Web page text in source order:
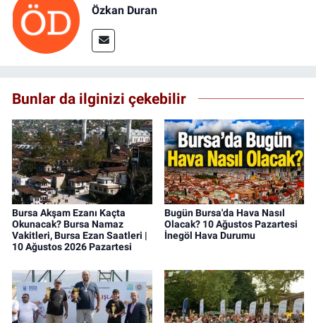
Özkan Duran
Bunlar da ilginizi çekebilir
Bursa Akşam Ezanı Kaçta
Okunacak? Bursa Namaz
Vakitleri, Bursa Ezan Saatleri |
10 Ağustos 2026 Pazartesi
Bugün Bursa'da Hava Nasıl
Olacak? 10 Ağustos Pazartesi
İnegöl Hava Durumu